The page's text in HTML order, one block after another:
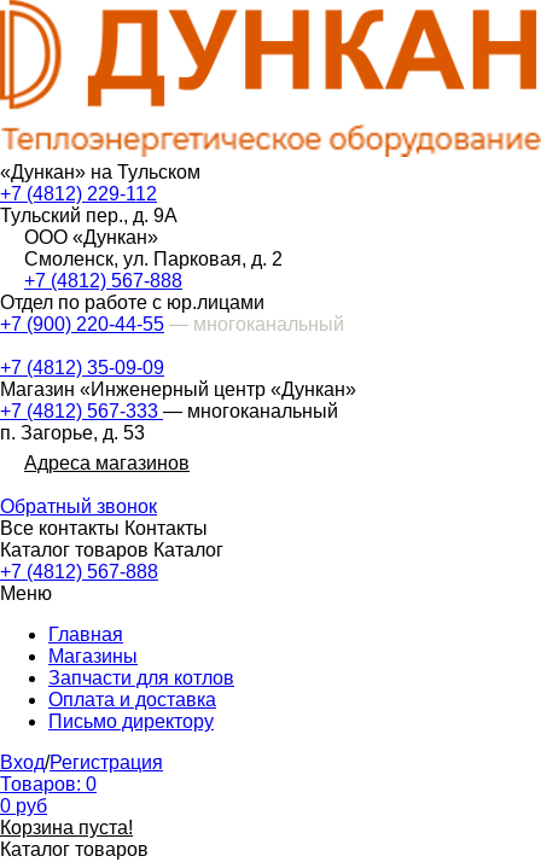
«Дункан» на Тульском
+7 (4812) 229-112
Тульский пер., д. 9А
ООО «Дункан»
Смоленск, ул. Парковая, д. 2
+7 (4812) 567-888
Отдел по работе с юр.лицами
+7 (900) 220-44-55 — многоканальный
+7 (4812) 35-09-09
Магазин «Инженерный центр «Дункан»
+7 (4812) 567-333 — многоканальный
п. Загорье, д. 53
Адреса магазинов
Обратный звонок
Все контакты Контакты
Каталог товаров Каталог
+7 (4812) 567-888
Меню
Главная
Магазины
Запчасти для котлов
Оплата и доставка
Письмо директору
Вход/Регистрация
Товаров: 0
0 руб
Корзина пуста!
Каталог товаров